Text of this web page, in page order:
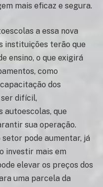
mais eficaz e segura.
a essa nova
instituições terão que
ensino, o que exigirá
como
dos
difícil,
autoescolas, que
sua operação.
pode aumentar, já
investir mais em
elevar os preços dos
uma parcela da